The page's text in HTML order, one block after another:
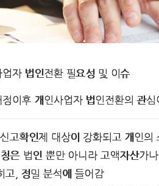
업자 법인전환 필요성 및 이슈
정이후 개인사업자 법인전환의 관
고확인제 대상이 강화되고 개인
청은 법인 뿐만 아니라 고액자산가
고, 정밀 분석에 들어감